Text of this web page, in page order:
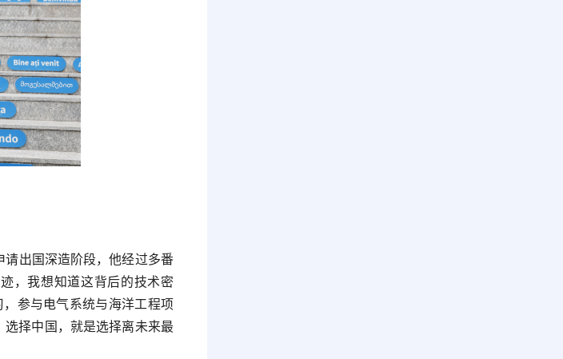
请出国深造阶段，他经过多番
，我想知道这背后的技术密
参与电气系统与海洋工程项
选择中国，就是选择离未来最